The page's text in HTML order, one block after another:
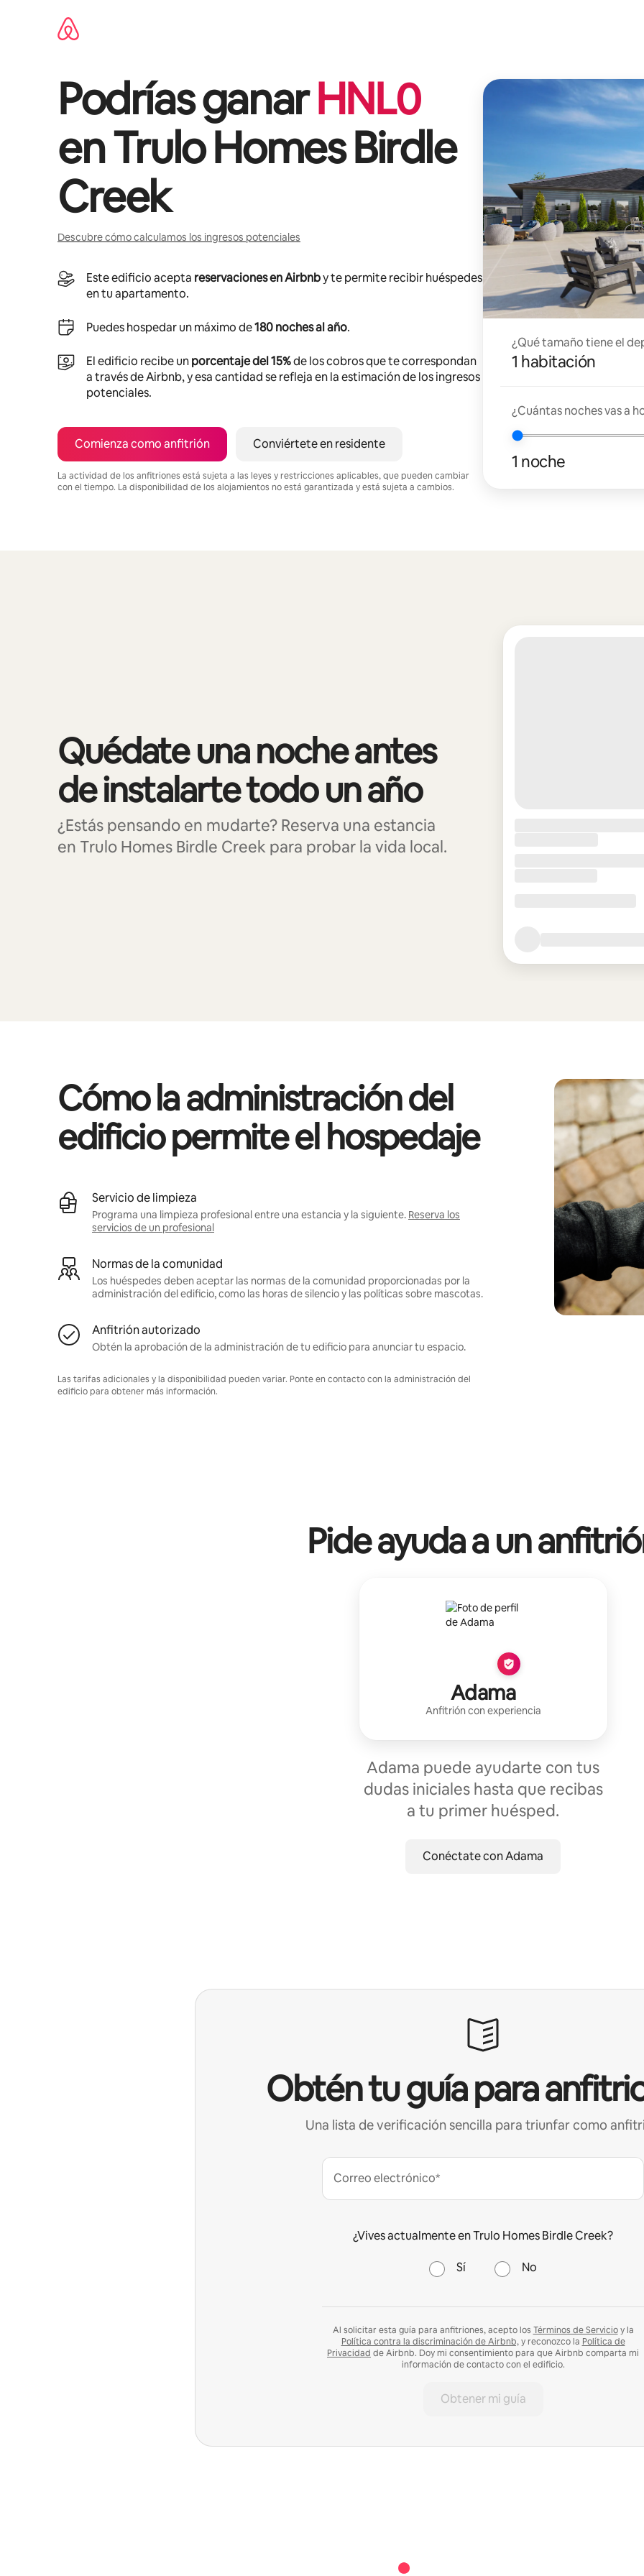
Podrías ganarHNL0
enTrulo Homes Birdle
Creek
Descubre cómo calculamos los ingresos potenciales
Este edificio acepta reservaciones en Airbnby te permite recibir huéspedes
en tu apartamento.
Puedes hospedar un máximo de180 noches al año.
El edificio recibe unporcentaje del 15%de los cobros que te correspondan
a través de Airbnb, y esa cantidad se refleja en la estimación de los ingresos
potenciales.
Comienza como anfitrión Conviértete en residente
La actividad de los anfitriones está sujeta a las leyes y restricciones aplicables, que pueden cambiar
con el tiempo. La disponibilidad de los alojamientos no está garantizada y está sujeta a cambios.
¿Qué tamaño tiene el
1 habitación
¿Cuántas noches vas a
1 noche
Quédate una noche antes
de instalarte todo un año
¿Estás pensando en mudarte? Reserva una estancia
en Trulo Homes Birdle Creek para probar la vida local.
Cómo la administración del
edificio permite el hospedaje
Servicio de limpieza
Programa una limpieza profesional entre una estancia y la siguiente. Reserva los
servicios de un profesional
Normas de la comunidad
Los huéspedes deben aceptar las normas de la comunidad proporcionadas por la
administración del edificio, como las horas de silencio y las políticas sobre mascotas.
Anfitrión autorizado
Obtén la aprobación de la administración de tu edificio para anunciar tu espacio.
Las tarifas adicionales y la disponibilidad pueden variar. Ponte en contacto con la administración del
edificio para obtener más información.
Pide ayuda a un
Adama
Anfitrión con experiencia
Adama puede ayudarte con tus
dudas iniciales hasta que recibas
a tu primer huésped.
Conéctate con Adama
Obtén tu guía para
Una lista de verificación sencilla para triunfar como
Correo electrónico*
¿Vives actualmente en Trulo Homes Birdle Creek?
Sí No
Al solicitar esta guía para anfitriones, acepto los Términos de Servicioy la
Política contra la discriminación de Airbnb,y reconozco la Política de
Privacidad de Airbnb. Doy mi consentimiento para que Airbnb comparta mi
información de contacto con el edificio.
Obtener mi guía